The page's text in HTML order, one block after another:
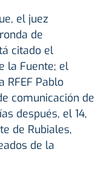
el juez
de
citado el
la Fuente; el
RFEF Pablo
comunicación de
después, el 14,
de Rubiales,
de la